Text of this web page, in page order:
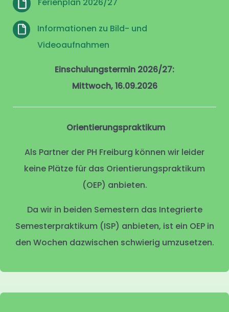
Informationen zu Bild- und
Videoaufnahmen
Einschulungstermin 2026/27:
Mittwoch, 16.09.2026
Orientierungspraktikum
Als Partner der PH Freiburg können wir leider
keine Plätze für das Orientierungspraktikum
(OEP) anbieten.
Da wir in beiden Semestern das Integrierte
Semesterpraktikum (ISP) anbieten, ist ein OEP in
den Wochen dazwischen schwierig umzusetzen.